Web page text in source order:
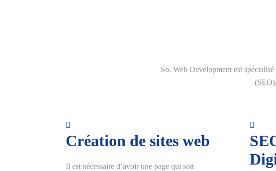
So. Web Development est
Création de sites web
Il est nécessaire d’avoir une page qui soit